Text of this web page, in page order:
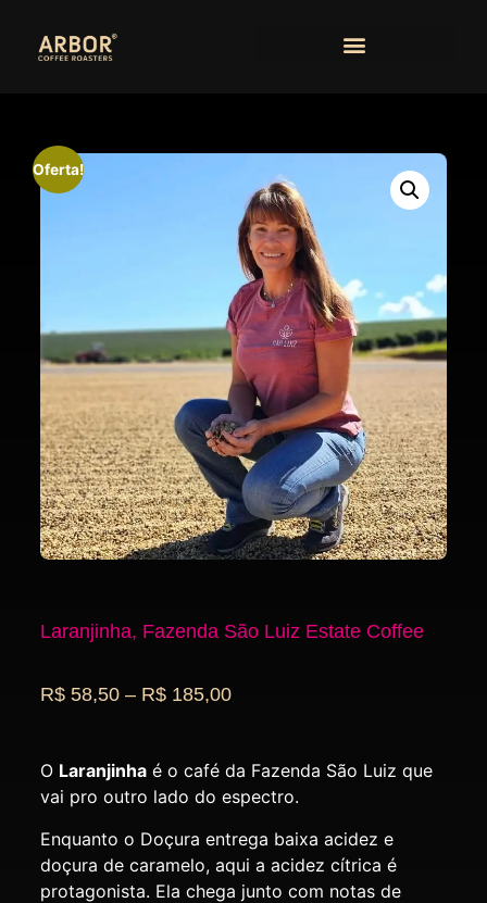
Oferta!
Laranjinha, Fazenda São Luiz Estate Coffee
R$58,50 – R$185,00
O Laranjinhaé o café da Fazenda São Luiz que
vai pro outro lado do espectro.
Enquanto o Doçura entrega baixa acidez e
doçura de caramelo, aqui a acidez cítrica é
protagonista. Ela chega junto com notas de